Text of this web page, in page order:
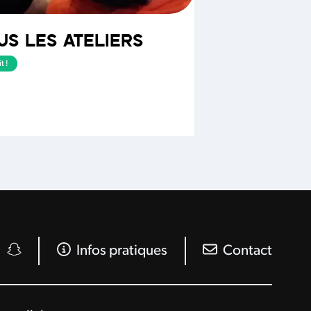
LES ATELIERS
!
Infos pratiques Contact